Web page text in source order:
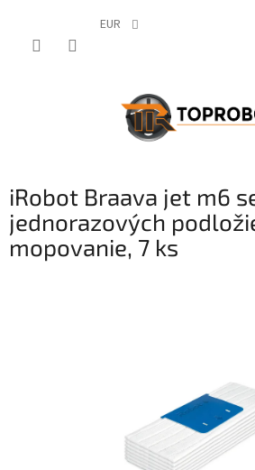
EUR
iRobot Braava jet m6
jednorazových
mopovanie, 7 ks